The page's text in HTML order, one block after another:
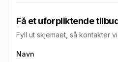
Få et uforpliktende
Fyll ut skjemaet, så kontakter
Navn